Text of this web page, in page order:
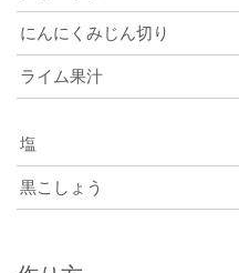
にんにくみじん切り
ライム果汁
塩
黒こしょう